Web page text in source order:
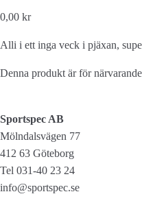
0,00 kr
Alli i ett inga veck i pjäxan,
Denna produkt är för
Sportspec AB
Mölndalsvägen 77
412 63 Göteborg
Tel 031-40 23 24
info@sportspec.se